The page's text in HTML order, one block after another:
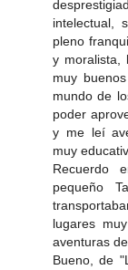
intelectual,
pleno
y moralista,
muy
mundo de
poder
y me leí
muy
Recuerdo
pequeño
lugares
aventuras
Bueno, de